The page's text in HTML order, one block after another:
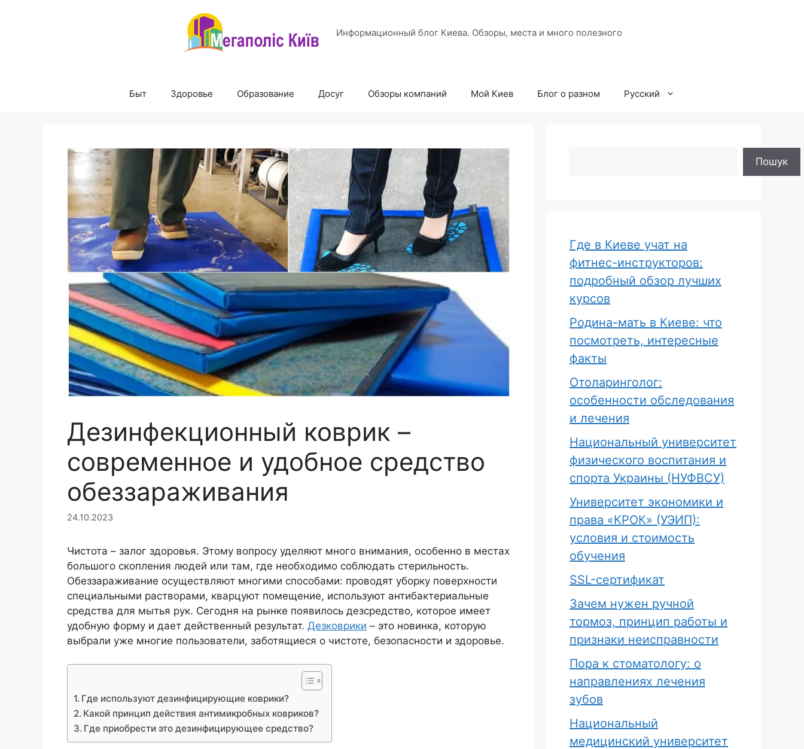
Информационный блог Киева. Обзоры, места и много полезного
Быт Здоровье Образование Досуг Обзоры компаний Мой Киев Блог о разном Русский
Дезинфекционный коврик –
современное и удобное средство
обеззараживания
24.10.2023
Чистота – залог здоровья. Этому вопросу уделяют много внимания, особенно в местах
большого скопления людей или там, где необходимо соблюдать стерильность.
Обеззараживание осуществляют многими способами: проводят уборку поверхности
специальными растворами, кварцуют помещение, используют антибактериальные
средства для мытья рук. Сегодня на рынке появилось дезсредство, которое имеет
удобную форму и дает действенный результат. Дезковрики – это новинка, которую
выбрали уже многие пользователи, заботящиеся о чистоте, безопасности и здоровье.
Где используют дезинфицирующие коврики?
Какой принцип действия антимикробных ковриков?
Где приобрести это дезинфицирующее средство?
Пошук
Где в Киеве учат на
фитнес-инструкторов:
подробный обзор лучших
курсов
Родина-мать в Киеве: что
посмотреть, интересные
факты
Отоларинголог:
особенности обследования
и лечения
Национальный университет
физического воспитания и
спорта Украины (НУФВСУ)
Университет экономики и
права «КРОК» (УЭИП):
условия и стоимость
обучения
SSL-сертификат
Зачем нужен ручной
тормоз, принцип работы и
признаки неисправности
Пора к стоматологу: о
направлениях лечения
зубов
Национальный
медицинский университет